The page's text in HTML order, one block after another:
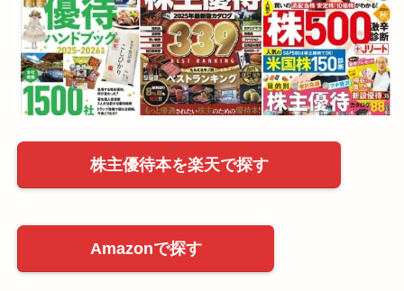
株主優待本を楽天で探す
Amazonで探す